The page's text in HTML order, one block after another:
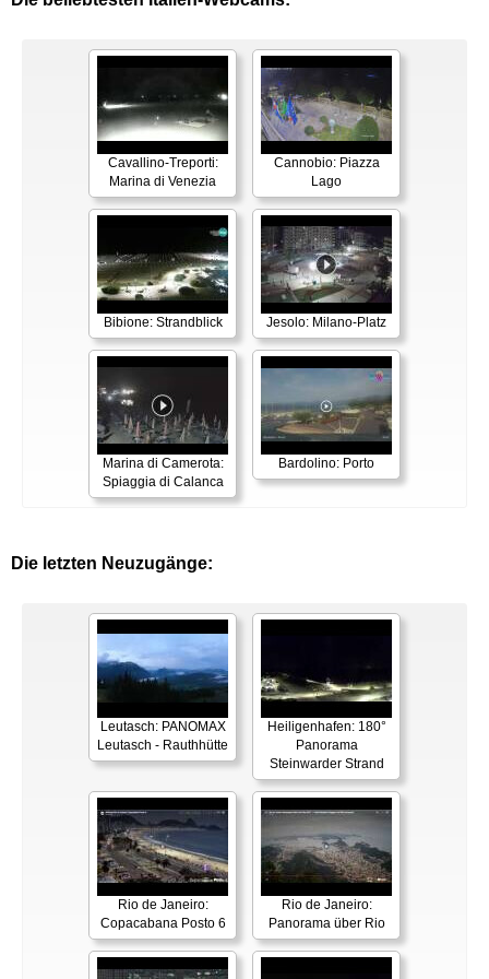
Cavallino-Treporti:
Marina di Venezia
Cannobio: Piazza
Lago
Bibione: Strandblick Jesolo: Milano-Platz
Marina di Camerota:
Spiaggia di Calanca
Bardolino: Porto
Die letzten Neuzugänge:
Leutasch: PANOMAX
Leutasch - Rauthhütte
Heiligenhafen: 180°
Panorama
Steinwarder Strand
Rio de Janeiro:
Copacabana Posto 6
Rio de Janeiro:
Panorama über Rio